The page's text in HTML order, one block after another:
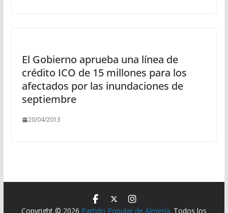
El Gobierno aprueba una línea de
crédito ICO de 15 millones para los
afectados por las inundaciones de
septiembre
20/04/2013
Copyright © 2026 Partido Popular de Almería. Todos los